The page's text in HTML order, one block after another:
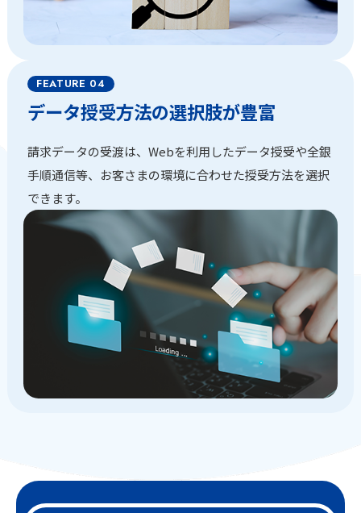
データ授受方法の選択肢が豊富
請求データの受渡は、Webを利用したデータ授受や全銀
手順通信等、お客さまの環境に合わせた授受方法を選択
できます。